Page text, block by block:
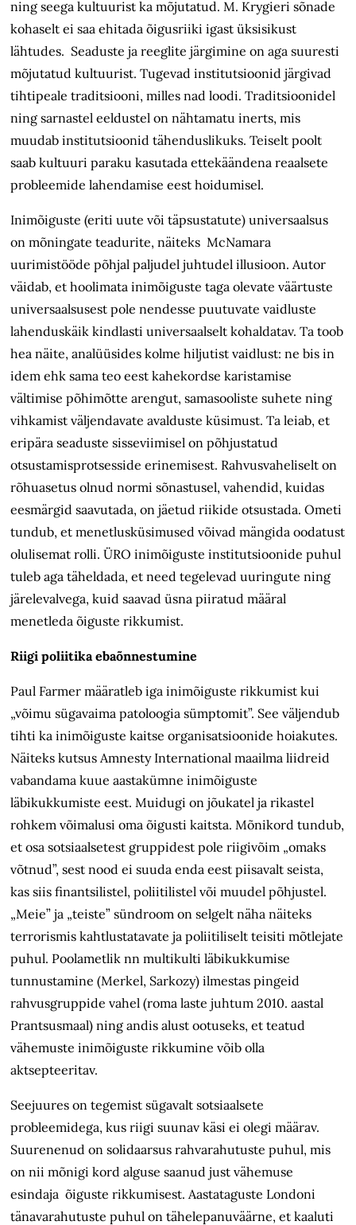
ning seega kultuurist ka mõjutatud. M. Krygieri sõnade
kohaselt ei saa ehitada õigusriiki igast üksisikust
lähtudes. Seaduste ja reeglite järgimine on aga suuresti
mõjutatud kultuurist. Tugevad institutsioonid järgivad
tihtipeale traditsiooni, milles nad loodi. Traditsioonidel
ning sarnastel eeldustel on nähtamatu inerts, mis
muudab institutsioonid tähenduslikuks. Teiselt poolt
saab kultuuri paraku kasutada ettekäändena reaalsete
probleemide lahendamise eest hoidumisel.
Inimõiguste (eriti uute või täpsustatute) universaalsus
on mõningate teadurite, näiteks McNamara
uurimistööde põhjal paljudel juhtudel illusioon. Autor
väidab, et hoolimata inimõiguste taga olevate väärtuste
universaal­susest pole nendesse puutuvate vaidluste
lahenduskäik kindlasti universaalselt kohaldatav. Ta toob
hea näite, analüüsides kolme hiljutist vaidlust: ne bis in
idem ehk sama teo eest kahekordse karistamise
vältimise põhimõtte arengut, samasooliste suhete ning
vihkamist väljendavate avalduste küsimust. Ta leiab, et
eripära seaduste sisseviimisel on põhjustatud
otsustamisprotsesside erinemisest. Rahvusvaheliselt on
rõhuasetus olnud normi sõnastusel, vahendid, kuidas
eesmärgid saavutada, on jäetud riikide otsustada. Ometi
tundub, et menetlusküsimused võivad mängida oodatust
olulisemat rolli. ÜRO inimõiguste institutsioonide puhul
tuleb aga täheldada, et need tegelevad uuringute ning
järelevalvega, kuid saavad üsna piiratud määral
menetleda õiguste rikkumist.
Riigi poliitika ebaõnnestumine
Paul Farmer määratleb iga inimõiguste rikkumist kui
„võimu sügavaima patoloogia sümptomit”. See väljendub
tihti ka inimõiguste kaitse organisatsioonide hoiakutes.
Näiteks kutsus Amnesty International maailma liidreid
vabandama kuue aastakümne inimõiguste
läbikukkumiste eest. Muidugi on jõukatel ja rikastel
rohkem võimalusi oma õigusti kaitsta. Mõnikord tundub,
et osa sotsiaalsetest gruppidest pole riigivõim „omaks
võtnud”, sest nood ei suuda enda eest piisavalt seista,
kas siis finantsilistel, poliitilistel või muudel põhjustel.
„Meie” ja „teiste” sündroom on selgelt näha näiteks
terrorismis kahtlustatavate ja poliitiliselt teisiti mõtlejate
puhul. Poolametlik nn multikulti läbikukkumise
tunnustamine (Merkel, Sarkozy) ilmestas pingeid
rahvusgruppide vahel (roma laste juhtum 2010. aastal
Prantsusmaal) ning andis alust ootuseks, et teatud
vähemuste inimõiguste rikkumine võib olla
aktsepteeritav.
Seejuures on tegemist sügavalt sotsiaal­sete
probleemidega, kus riigi suunav käsi ei olegi määrav.
Suurenenud on solidaarsus rahvarahutuste puhul, mis
on nii mõnigi kord alguse saanud just vähemuse
esindaja õiguste rikkumisest. Aastataguste Londoni
tänavarahutuste puhul on tähelepanuväärne, et kaaluti